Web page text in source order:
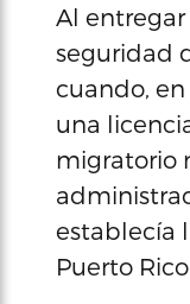
Al entregar
seguridad
cuando,
una
migratorio
establecía
Puerto